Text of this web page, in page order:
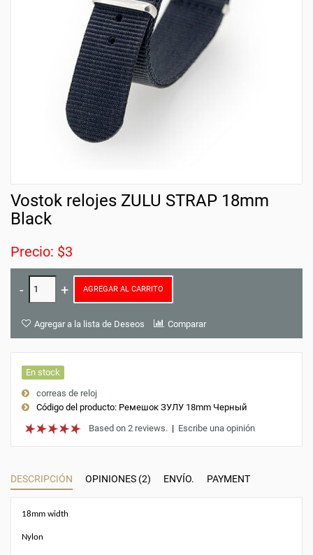
Vostok relojes ZULU STRAP 18mm
Black
Precio: $3
AGREGAR AL CARRITO
Agregar a la lista de Deseos Comparar
En stock
correas de reloj
Código del producto: Ремешок ЗУЛУ 18mm Черный
Based on 2 reviews. | Escribe una opinión
DESCRIPCIÓN OPINIONES (2) ENVÍO. PAYMENT
18mm width
Nylon